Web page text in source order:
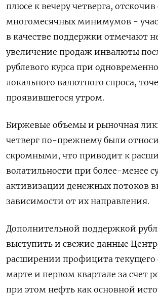
плюсе к вечеру четверга, отскочив
многомесячных минимумов -
в качестве поддержки отмечают
увеличение продаж инвалюты
рублевого курса при
локального валютного спроса,
проявившегося утром.
Биржевые объемы и рыночная
четверг по-прежнему были
скромными, что приводит к
волатильности при более-менее
активизации денежных потоков
зависимости от их направления.
Дополнительной поддержкой
выступить и свежие данные
расширении профицита текущего
марте и первом квартале за счет
при этом нефть как основной